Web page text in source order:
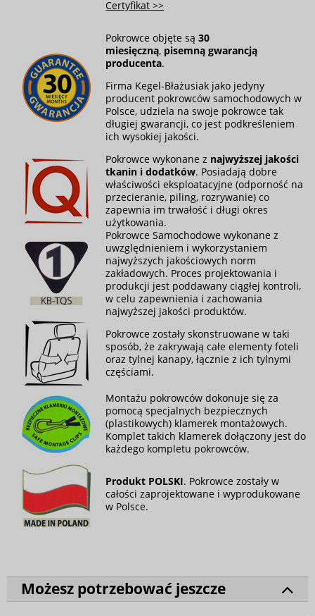
Certyfikat >>
Pokrowce objęte są 30
miesięczną, pisemną gwarancją
producenta.
Firma Kegel-Błażusiak jako jedyny
producent pokrowców samochodowych w
Polsce, udziela na swoje pokrowce tak
długiej gwarancji, co jest podkreśleniem
ich wysokiej jakości.
Pokrowce wykonane z najwyższej jakości
tkanin i dodatków. Posiadają dobre
właściwości eksploatacyjne (odporność na
przecieranie, piling, rozrywanie) co
zapewnia im trwałość i długi okres
użytkowania.
Pokrowce Samochodowe wykonane z
uwzględnieniem i wykorzystaniem
najwyższych jakościowych norm
zakładowych. Proces projektowania i
produkcji jest poddawany ciągłej kontroli,
w celu zapewnienia i zachowania
najwyższej jakości produktów.
Pokrowce zostały skonstruowane w taki
sposób, że zakrywają całe elementy foteli
oraz tylnej kanapy, łącznie z ich tylnymi
częściami.
Montażu pokrowców dokonuje się za
pomocą specjalnych bezpiecznych
(plastikowych) klamerek montażowych.
Komplet takich klamerek dołączony jest do
każdego kompletu pokrowców.
Produkt POLSKI. Pokrowce zostały w
całości zaprojektowane i wyprodukowane
w Polsce.
Możesz potrzebować jeszcze